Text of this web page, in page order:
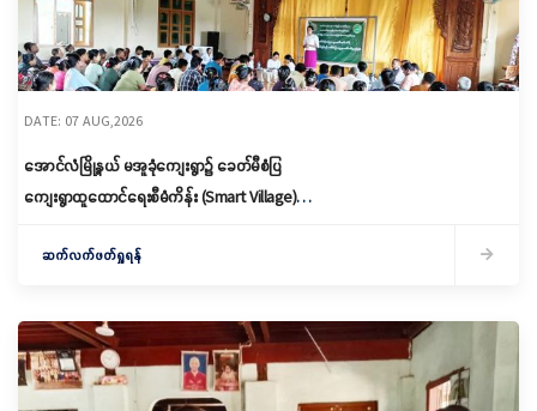
DATE: 07 AUG,2026
အောင်လံမြို့နယ် မအူခုံကျေးရွာ၌ ခေတ်မီစံပြ
ကျေးရွာထူထောင်ရေးစီမံကိန်း (Smart Village)
ဆက်လက်ဖတ်ရှုရန်